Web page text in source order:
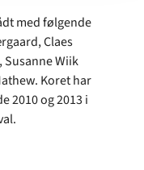
med følgende
Claes
Susanne Wiik
Koret har
2010 og 2013 i